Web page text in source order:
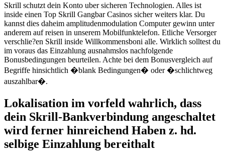
Skrill schutzt dein Konto uber sicheren Technologien. Alles ist
inside einen Top Skrill Gangbar Casinos sicher weiters klar. Du
kannst dies daheim amplitudenmodulation Computer gewinn unter
anderem auf reisen in unserem Mobilfunktelefon. Etliche Versorger
verschlie?en Skrill inside Willkommensboni alle. Wirklich solltest du
im voraus das Einzahlung ausnahmslos nachfolgende
Bonusbedingungen beurteilen. Achte bei dem Bonusvergleich auf
Begriffe hinsichtlich �blank Bedingungen� oder �schlichtweg
auszahlbar�.
Lokalisation im vorfeld wahrlich, dass
dein Skrill-Bankverbindung angeschaltet
wird ferner hinreichend Haben z. hd.
selbige Einzahlung bereithalt